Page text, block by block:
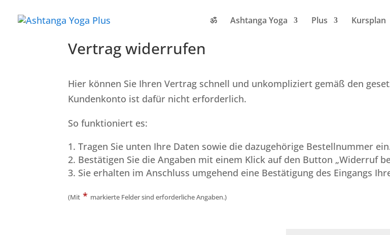
ॐ Ashtanga Yoga Plus Kursplan
Vertrag widerrufen
Hier können Sie Ihren Vertrag schnell und unkompliziert gemäß den
Kundenkonto ist dafür nicht erforderlich.
So funktioniert es:
Tragen Sie unten Ihre Daten sowie die dazugehörige Bestellnummer
Bestätigen Sie die Angaben mit einem Klick auf den Button „Widerruf
Sie erhalten im Anschluss umgehend eine Bestätigung des Eingangs
(Mit * markierte Felder sind erforderliche Angaben.)